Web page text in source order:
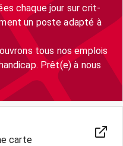
chaque jour sur crit-
un poste adapté à
tous nos emplois
Prêt(e) à nous
carte